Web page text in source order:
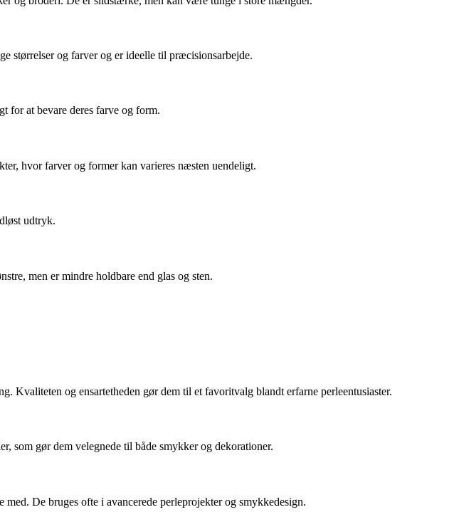
størrelser og farver og er ideelle til præcisionsarbejde.
for at bevare deres farve og form.
hvor farver og former kan varieres næsten uendeligt.
udtryk.
men er mindre holdbare end glas og sten.
Kvaliteten og ensartetheden gør dem til et favoritvalg blandt erfarne perleentusiaster.
som gør dem velegnede til både smykker og dekorationer.
De bruges ofte i avancerede perleprojekter og smykkedesign.